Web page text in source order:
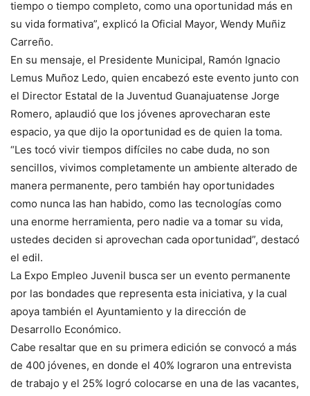
tiempo o tiempo completo, como una oportunidad más en
su vida formativa”, explicó la Oficial Mayor, Wendy Muñiz
Carreño.
En su mensaje, el Presidente Municipal, Ramón Ignacio
Lemus Muñoz Ledo, quien encabezó este evento junto con
el Director Estatal de la Juventud Guanajuatense Jorge
Romero, aplaudió que los jóvenes aprovecharan este
espacio, ya que dijo la oportunidad es de quien la toma.
“Les tocó vivir tiempos difíciles no cabe duda, no son
sencillos, vivimos completamente un ambiente alterado de
manera permanente, pero también hay oportunidades
como nunca las han habido, como las tecnologías como
una enorme herramienta, pero nadie va a tomar su vida,
ustedes deciden si aprovechan cada oportunidad”, destacó
el edil.
La Expo Empleo Juvenil busca ser un evento permanente
por las bondades que representa esta iniciativa, y la cual
apoya también el Ayuntamiento y la dirección de
Desarrollo Económico.
Cabe resaltar que en su primera edición se convocó a más
de 400 jóvenes, en donde el 40% lograron una entrevista
de trabajo y el 25% logró colocarse en una de las vacantes,